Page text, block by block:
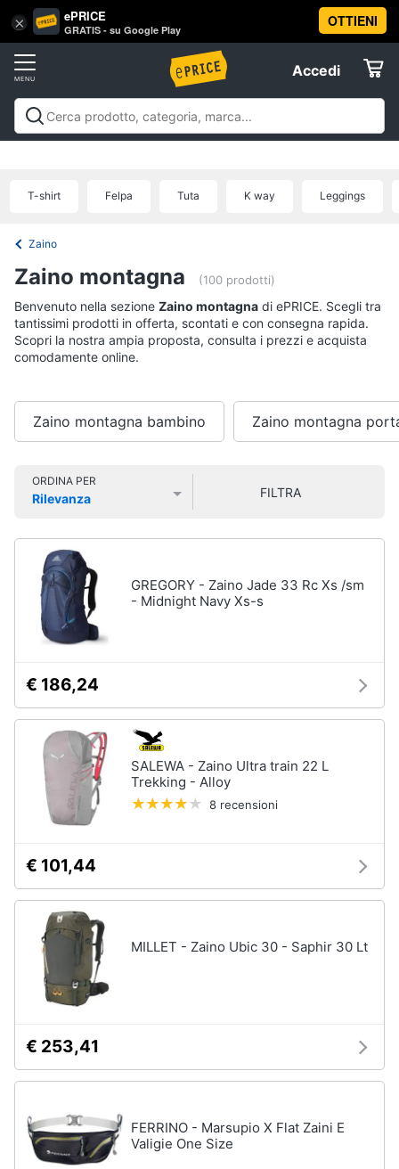
× ePRICE
GRATIS - su Google Play
OTTIENI
Accedi
Accedi
Registrati
Offerte
Tv
e
Home
Cinema
home
Videogiochi
e
musica
Clima
Brico
Giardinaggio
Salute
e
Beauty
Giocattoli
Prima
infanzia
Fotografia
Abbigliamento
Vai
al
Sport
Abbigliamento
shirt
Tuta
Scarpe
nike
Vedi
tutti
Sport
outdoor
Bici
Sci
Borraccia
Sport
acquatici
Canne
pesca
Salvagente
Vedi
tutti
Sport
squadra
calcio
Pallone
Palla
basket
T-shirt Felpa Tuta K way Leggings
Zaino
Zaino montagna (100 prodotti)
Benvenuto nella sezione Zaino montagna di ePRICE. Scegli tra
tantissimi prodotti in offerta, scontati e con consegna rapida.
Scopri la nostra ampia proposta, consulta i prezzi e acquista
comodamente online.
Zaino montagna bambino Zaino montagna
ORDINA PER
Rilevanza
FILTRA
GREGORY - Zaino Jade 33 Rc Xs /sm
- Midnight Navy Xs-s
€ 186,24
SALEWA - Zaino Ultra train 22 L
Trekking - Alloy
8 recensioni
€ 101,44
MILLET - Zaino Ubic 30 - Saphir 30 Lt
€ 253,41
FERRINO - Marsupio X Flat Zaini E
Valigie One Size